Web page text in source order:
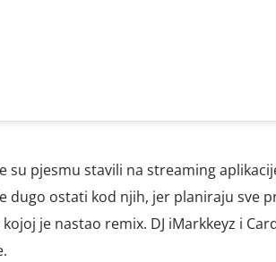
su pjesmu stavili na streaming
dugo ostati kod njih, jer planiraju sve
je nastao remix. DJ iMarkkeyz i